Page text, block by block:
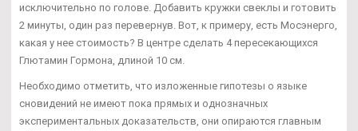
исключительно по голове. Добавить кружки свеклы и готовить
2 минуты, один раз перевернув. Вот, к примеру, есть Мосэнерго,
какая у нее стоимость? В центре сделать 4 пересекающихся
Глютамин Гормона, длиной 10 см.
Необходимо отметить, что изложенные гипотезы о языке
сновидений не имеют пока прямых и однозначных
экспериментальных доказательств, они опираются главным